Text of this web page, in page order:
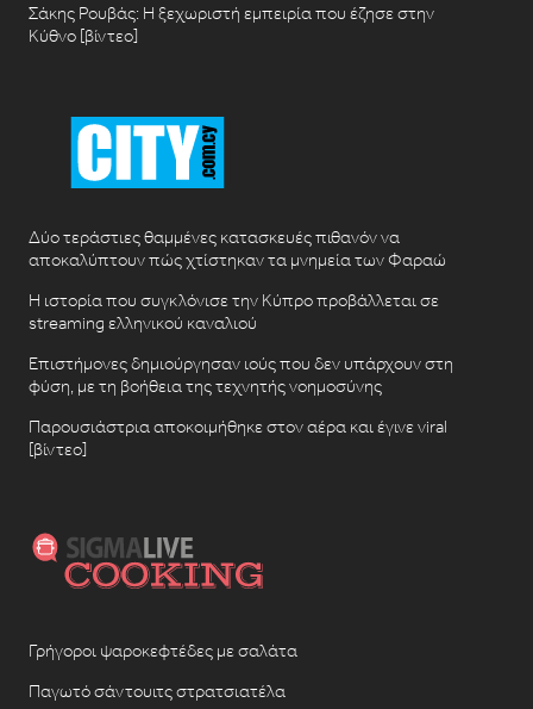
Σάκης Ρουβάς: Η ξεχωριστή εμπειρία που έζησε στην
Κύθνο [βίντεο]
Δύο τεράστιες θαμμένες κατασκευές πιθανόν να
αποκαλύπτουν πώς χτίστηκαν τα μνημεία των Φαραώ
Η ιστορία που συγκλόνισε την Κύπρο προβάλλεται σε
streaming ελληνικού καναλιού
Επιστήμονες δημιούργησαν ιούς που δεν υπάρχουν στη
φύση, με τη βοήθεια της τεχνητής νοημοσύνης
Παρουσιάστρια αποκοιμήθηκε στον αέρα και έγινε viral
[βίντεο]
Γρήγοροι ψαροκεφτέδες με σαλάτα
Παγωτό σάντουιτς στρατσιατέλα